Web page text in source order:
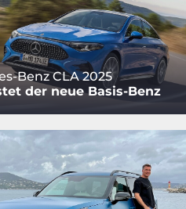
Benz CLA 2025
der neue Basis-Benz